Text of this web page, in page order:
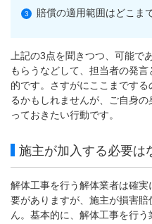
賠償の適用範囲はどこま
上記の3点を聞きつつ、可能で
もらうなどして、担当者の発
的です。さすがにここまです
るかもしれませんが、ご自身
っておきたい行動です。
施主が加入する必要は
解体工事を行う解体業者は確
要がありますが、施主が損害
ん。基本的に、解体工事を行